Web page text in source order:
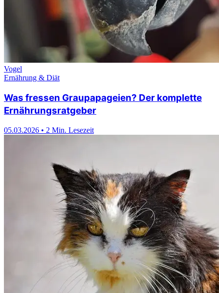
Vogel
Ernährung & Diät
Was fressen Graupapageien? Der komplette
Ernährungsratgeber
05.03.2026 • 2 Min. Lesezeit